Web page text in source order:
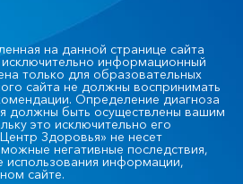
на данной странице сайта
исключительно информационный
только для образовательных
сайта не должны воспринимать
Определение диагноза
должны быть осуществлены вашим
это исключительно его
Здоровья» не несет
негативные последствия,
использования информации,
сайте.